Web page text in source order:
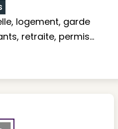
logement, garde
retraite, permis…